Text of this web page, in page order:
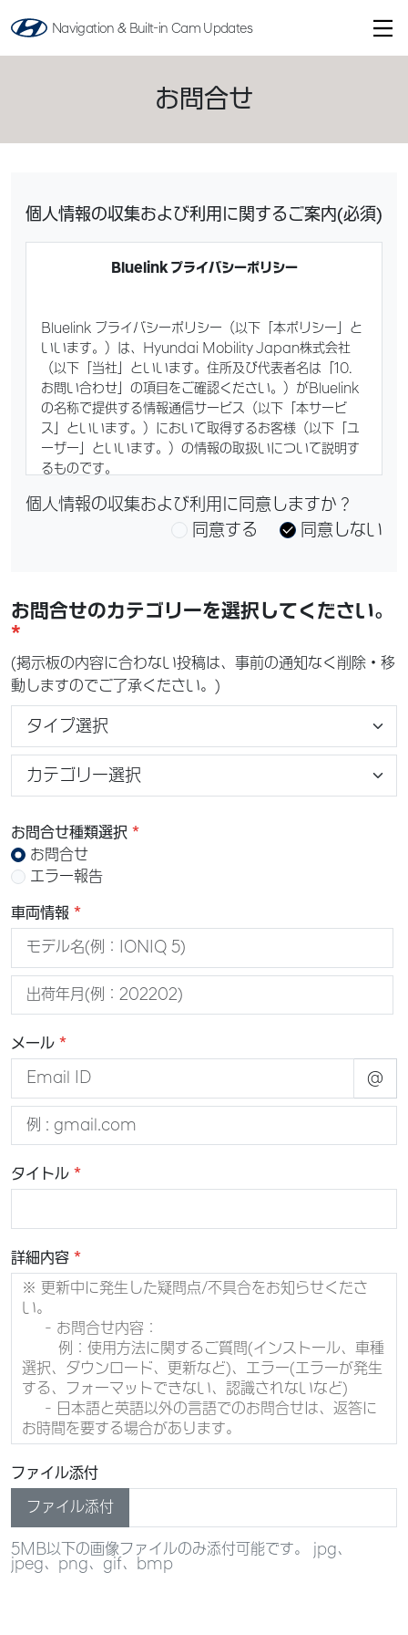
Navigation & Built-in Cam Updates
お問合せ
個人情報の収集および利用に関するご案内(必須)
Bluelink プライバシーポリシー
Bluelink プライバシーポリシー（以下「本ポリシー」と
いいます。）は、Hyundai Mobility Japan株式会社
（以下「当社」といいます。住所及び代表者名は「10.
お問い合わせ」の項目をご確認ください。）がBluelink
の名称で提供する情報通信サービス（以下「本サービ
ス」といいます。）において取得するお客様（以下「ユ
ーザー」といいます。）の情報の取扱いについて説明す
るものです。
また、当社による本サービスに関連するユーザーの情報
の取扱いには、Bluelink 利用規約（以下「本規約」とい
「https://www.hyundai.com/jp/privacyStatemen
本ポリシーで別段の定めがない限り、本規約において定
義された用語は、本ポリシーにおいても同一の意味を有
するものとします。
1.当社が取得する情報
して「個人情報」といいます）を取得します。当社は個
人情報をユーザー及びHyundai車両から直接取得するほ
かに、当社の販売店又は委託先を含む第三者から取得す
（1）ユーザーに関する情報
ユーザーの氏名、住所、生年月日、電話番号、メールア
ドレス、本サービスの利用に必要なID、パスワード、決
済情報、ACN /SOS利用者の氏名、事故内容、お問い
合わせの日時及び内容、ユーザーによる各種設定、ユー
用状況等
車名、車体番号、自動車登録番号、登録年月日、VIN情
報、車載機の種類、エコドライブパフォーマンス状況、
転時間、走行区間、衝突センサーデータ、警告表示、バ
ッテリー状態、ライト点灯状況、位置情報、診断情報等
（3）ユーザーが本サービスの提供を受けるために利用
する電子端末に関する情報等
コンピュータ、スマートフォン端末、タブレット端末そ
の他の情報端末の個体識別情報、IPアドレス、位置情
報、Bluelink 使用時の音声情報、Bluelinkのウェブサイ
トへのアクセス情報、Cookie情報等
2. 利用目的
当社は、本サービスに関して取得した個人情報を、次に
定める目的のために利用します。
（2）ユーザーのアカウントの管理
（3）車両の安全性の向上
（4）Hyundai車両のアフターサービス及び車両状況に
（5）本サービスに関するソフトウェアのアップデート
及び機能拡充
個人情報の収集および利用に同意しますか？
同意する
同意しない
お問合せのカテゴリーを選択してください。
(掲示板の内容に合わない投稿は、事前の通知なく削除・移
動しますのでご了承ください。)
お問合せ種類選択
お問合せ
エラー報告
車両情報
メール
@
タイトル
詳細内容
※ 更新中に発生した疑問点/不具合をお知らせくださ
い。
- お問合せ内容：
例：使用方法に関するご質問(インストール、車種
選択、ダウンロード、更新など)、エラー(エラーが発生
する、フォーマットできない、認識されないなど)
- 日本語と英語以外の言語でのお問合せは、返答に
お時間を要する場合があります。
ファイル添付
ファイル添付
5MB以下の画像ファイルのみ添付可能です。 jpg、
jpeg、png、gif、bmp